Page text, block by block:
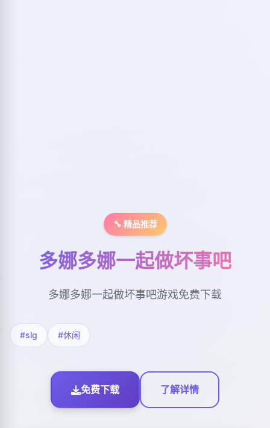
🔧 精品推荐
多娜多娜一起做坏事吧
多娜多娜一起做坏事吧游戏免费下载
#slg #休闲
免费下载 了解详情